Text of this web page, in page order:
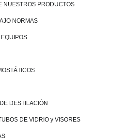
NUESTROS PRODUCTOS
NORMAS
DESTILACIÓN
DE VIDRIO y VISORES